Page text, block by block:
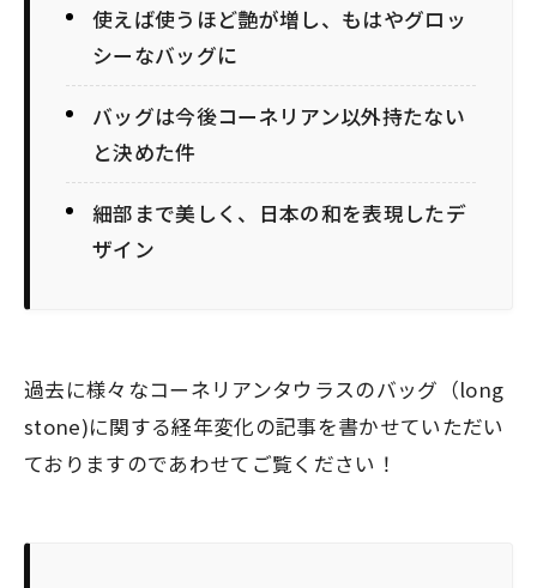
使えば使うほど艶が増し、もはやグロッ
シーなバッグに
バッグは今後コーネリアン以外持たない
と決めた件
細部まで美しく、日本の和を表現したデ
ザイン
過去に様々なコーネリアンタウラスのバッグ（long
stone)に関する経年変化の記事を書かせていただい
ておりますのであわせてご覧ください！